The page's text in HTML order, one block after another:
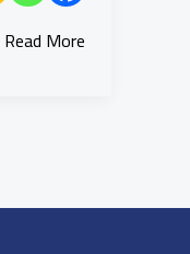
Read More »